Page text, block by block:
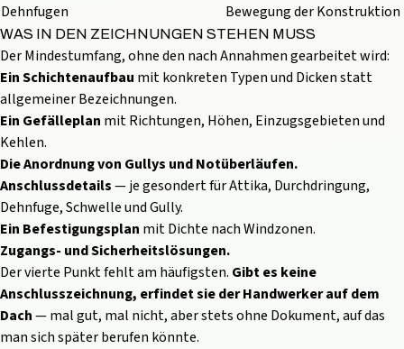
Dehnfugen
Bewegung der Konstruktion
WAS IN DEN ZEICHNUNGEN STEHEN MUSS
Der Mindestumfang, ohne den nach Annahmen gearbeitet wird:
Ein Schichtenaufbau mit konkreten Typen und Dicken statt
allgemeiner Bezeichnungen.
Ein Gefälleplan mit Richtungen, Höhen, Einzugsgebieten und
Kehlen.
Die Anordnung von Gullys und Notüberläufen.
Anschlussdetails— je gesondert für Attika, Durchdringung,
Dehnfuge, Schwelle und Gully.
Ein Befestigungsplan mit Dichte nach Windzonen.
Zugangs- und Sicherheitslösungen.
Der vierte Punkt fehlt am häufigsten. Gibt es keine
Anschlusszeichnung, erfindet sie der Handwerker auf dem
Dach— mal gut, mal nicht, aber stets ohne Dokument, auf das
man sich später berufen könnte.